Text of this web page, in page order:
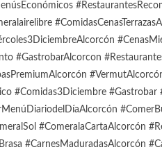
#GastrobarAlcorcon
#Comidas3Diciembre
#ComeralaCartaAlcorcón
#CarnesMaduradasAlcorcón